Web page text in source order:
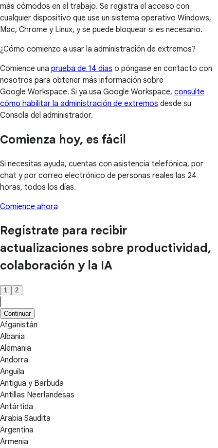
más cómodos en el trabajo. Se registra el acceso con
cualquier dispositivo que use un sistema operativo Windows,
Mac, Chrome y Linux, y se puede bloquear si es necesario.
¿Cómo comienzo a usar la administración de extremos?
Comience una prueba de 14 días o póngase en contacto con
nosotros para obtener más información sobre
Google Workspace. Si ya usa Google Workspace, consulte
cómo habilitar la administración de extremos desde su
Consola del administrador.
Comienza hoy, es fácil
Si necesitas ayuda, cuentas con asistencia telefónica, por
chat y por correo electrónico de personas reales las 24
horas, todos los días.
Comience ahora
Regístrate para recibir
actualizaciones sobre productividad,
colaboración y la IA
1 2
Continuar
Afganistán
Albania
Alemania
Andorra
Anguila
Antigua y Barbuda
Antillas Neerlandesas
Antártida
Arabia Saudita
Argentina
Armenia